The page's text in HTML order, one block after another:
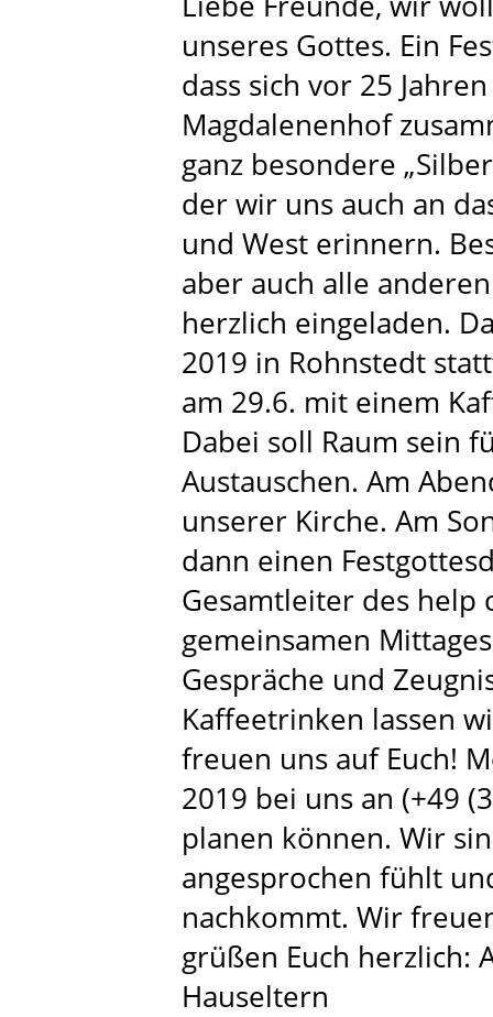
unseres Gottes. Ein
dass sich vor 25
Magdalenenhof
ganz besondere
der wir uns auch an
und West erinnern.
aber auch alle
herzlich eingeladen.
2019 in Rohnstedt
am 29.6. mit einem
Dabei soll Raum sein
Austauschen. Am
unserer Kirche. Am
dann einen
Gesamtleiter des help
gemeinsamen
Gespräche und
Kaffeetrinken lassen
freuen uns auf Euch!
2019 bei uns an (+49
planen können. Wir
angesprochen fühlt
nachkommt. Wir
grüßen Euch herzlich:
Hauseltern